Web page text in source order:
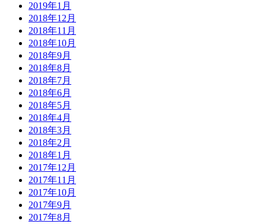
2019年1月
2018年12月
2018年11月
2018年10月
2018年9月
2018年8月
2018年7月
2018年6月
2018年5月
2018年4月
2018年3月
2018年2月
2018年1月
2017年12月
2017年11月
2017年10月
2017年9月
2017年8月